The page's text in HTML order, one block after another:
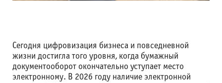
Сегодня цифровизация бизнеса и повседневной
жизни достигла того уровня, когда бумажный
документооборот окончательно уступает место
электронному. В 2026 году наличие электронной